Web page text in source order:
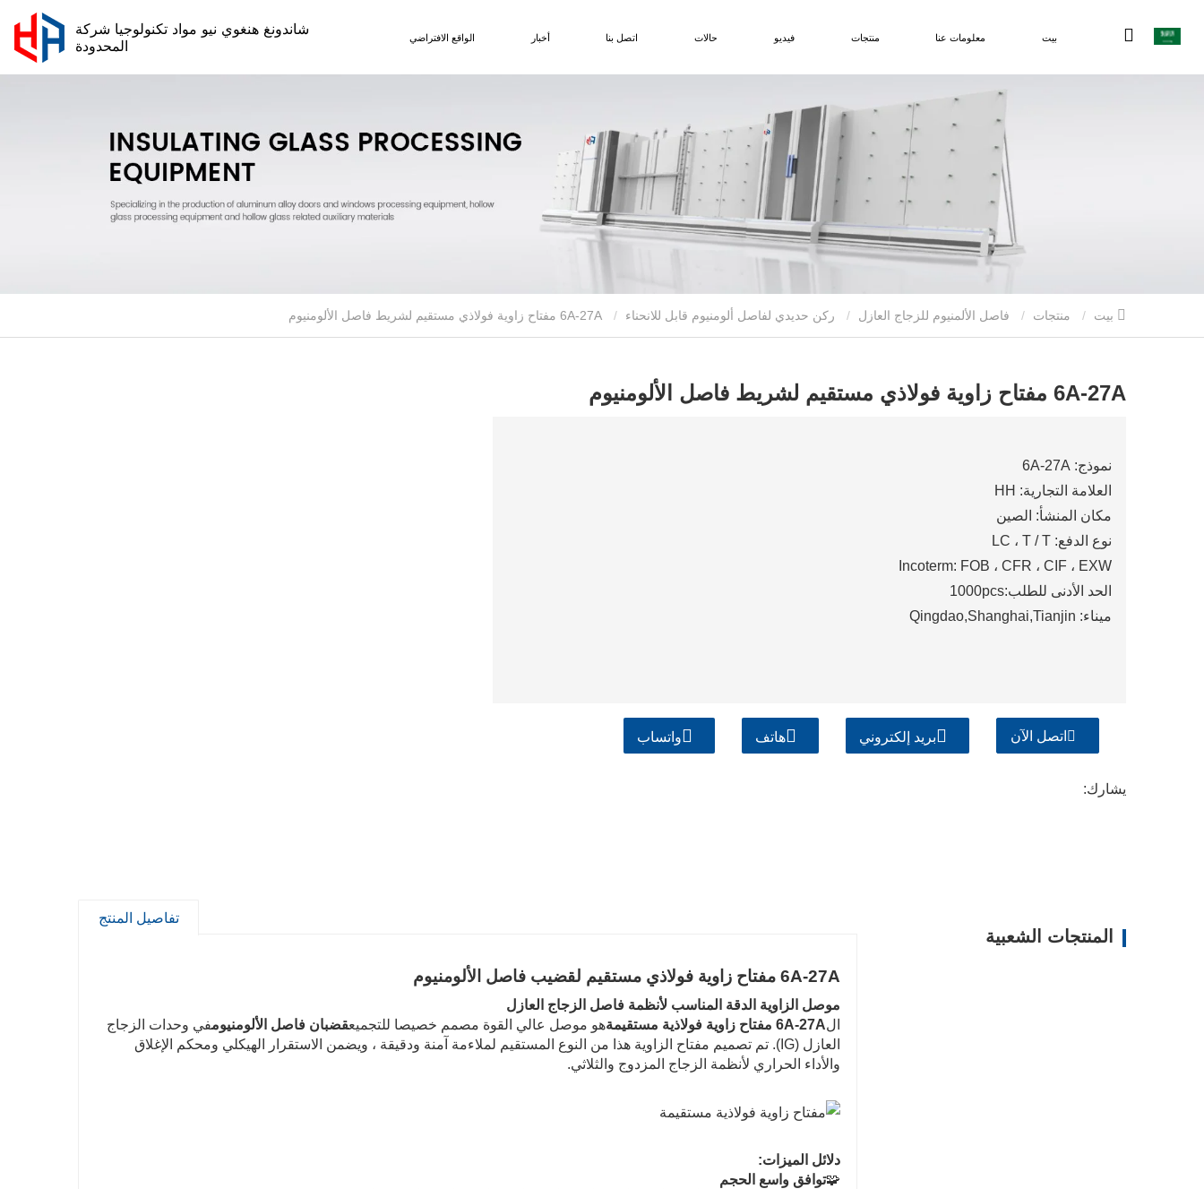
شاندونغ هنغوي نيو مواد تكنولوجيا شركة
المحدودة
بيت معلومات عنا منتجات فيديو حالات اتصل بنا أخبار الواقع الافتراضي
منتجات فاصل الألمنيوم للزجاج العازل ركن حديدي لفاصل ألومنيوم قابل للانحناء
6A-27A مفتاح زاوية فولاذي مستقيم لشريط فاصل الألومنيوم
نموذج: 6A-27A
العلامة التجارية: HH
مكان المنشأ: الصين
نوع الدفع: LC ، T / T
Incoterm: FOB ، CFR ، CIF ، EXW
الحد الأدنى للطلب:1000pcs
ميناء: Qingdao,Shanghai,Tianjin
اتصل الآن بريد إلكتروني هاتف واتساب
يشارك:
تفاصيل المنتج
6A-27A مفتاح زاوية فولاذي مستقيم لقضيب فاصل الألومنيوم
موصل الزاوية الدقة المناسب لأنظمة فاصل الزجاج العازل
ال6A-27A مفتاح زاوية فولاذية مستقيمة هو موصل عالي القوة مصمم خصيصا للتجميعقضبان فاصل الألومنيومفي وحدات الزجاج
العازل (IG). تم تصميم مفتاح الزاوية هذا من النوع المستقيم لملاءمة آمنة ودقيقة ، ويضمن الاستقرار الهيكلي ومحكم الإغلاق
والأداء الحراري لأنظمة الزجاج المزدوج والثلاثي.
دلائل الميزات:
🧩توافق واسع الحجم
المنتجات الشعبية